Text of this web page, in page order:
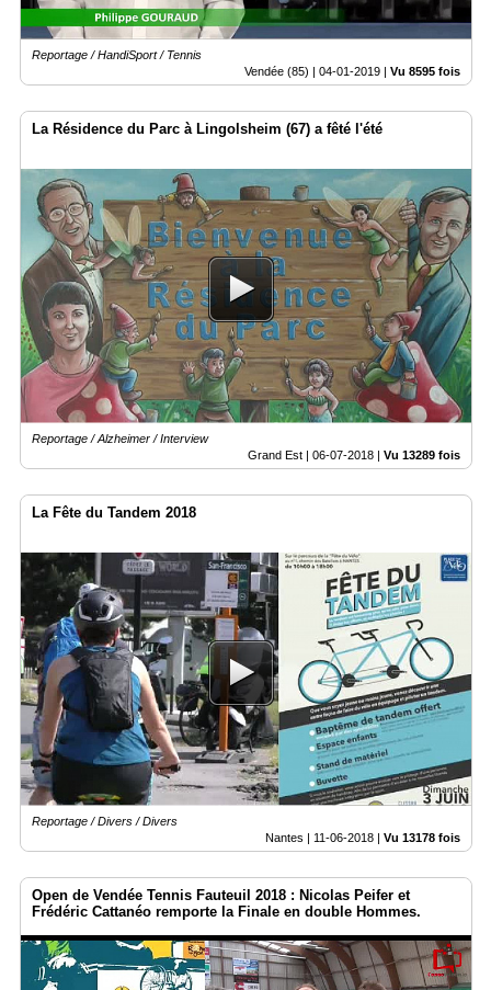
Reportage / HandiSport / Tennis
Vendée (85) | 04-01-2019 Vu 8595 fois
La Résidence du Parc à Lingolsheim (67) a fêté l'été
Reportage / Alzheimer / Interview
Grand Est | 06-07-2018 | Vu 13289 fois
La Fête du Tandem 2018
Reportage / Divers / Divers
Nantes | 11-06-2018 | Vu 13178 fois
Open de Vendée Tennis Fauteuil 2018 : Nicolas Peifer et
Frédéric Cattanéo remporte la Finale en double Hommes.